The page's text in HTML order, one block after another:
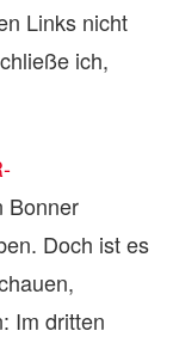
Links nicht
ich,
Bonner
Doch ist es
Im dritten